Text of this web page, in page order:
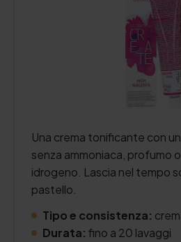
Una crema tonificante con
senza ammoniaca, profumo
idrogeno. Lascia nel tempo
pastello.
Tipo e consistenza:
Durata: fino a 20 lavaggi